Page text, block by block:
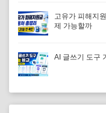
고유가 피해지
제 가능할까
AI 글쓰기 도구